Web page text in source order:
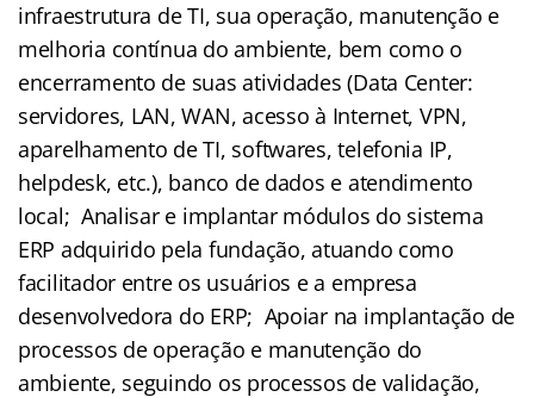
infraestrutura de TI, sua operação, manutenção e
melhoria contínua do ambiente, bem como o
encerramento de suas atividades (Data Center:
servidores, LAN, WAN, acesso à Internet, VPN,
aparelhamento de TI, softwares, telefonia IP,
helpdesk, etc.), banco de dados e atendimento
local; Analisar e implantar módulos do sistema
ERP adquirido pela fundação, atuando como
facilitador entre os usuários e a empresa
desenvolvedora do ERP; Apoiar na implantação de
processos de operação e manutenção do
ambiente, seguindo os processos de validação,